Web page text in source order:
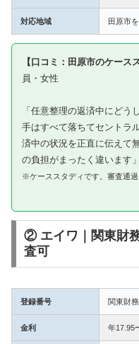
対応地域 田原市
【口コミ：田原市のケース
員・女性
「任意整理の返済中にどう
手はすべて落ちてセントラ
済中の状況を正直に伝えて
の負担がまったく違います」
※ケーススタディです。審査通
② エイワ｜関東財
査可
登録番号 関東財
金利 年17.95